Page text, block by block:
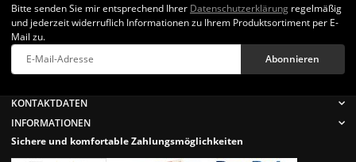
KONTAKTDATEN
INFORMATIONEN
Sichere und komfortable Zahlungsmöglichkeiten
Bitte senden Sie mir entsprechend Ihrer Datenschutzerklärung regelmäßig
und jederzeit widerruflich Informationen zu Ihrem Produktsortiment per E-
Mail zu.
Abonnieren